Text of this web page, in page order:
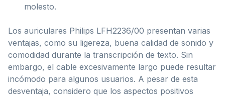
molesto.
Los auriculares Philips LFH2236/00 presentan varias
ventajas, como su ligereza, buena calidad de sonido y
comodidad durante la transcripción de texto. Sin
embargo, el cable excesivamente largo puede resultar
incómodo para algunos usuarios. A pesar de esta
desventaja, considero que los aspectos positivos